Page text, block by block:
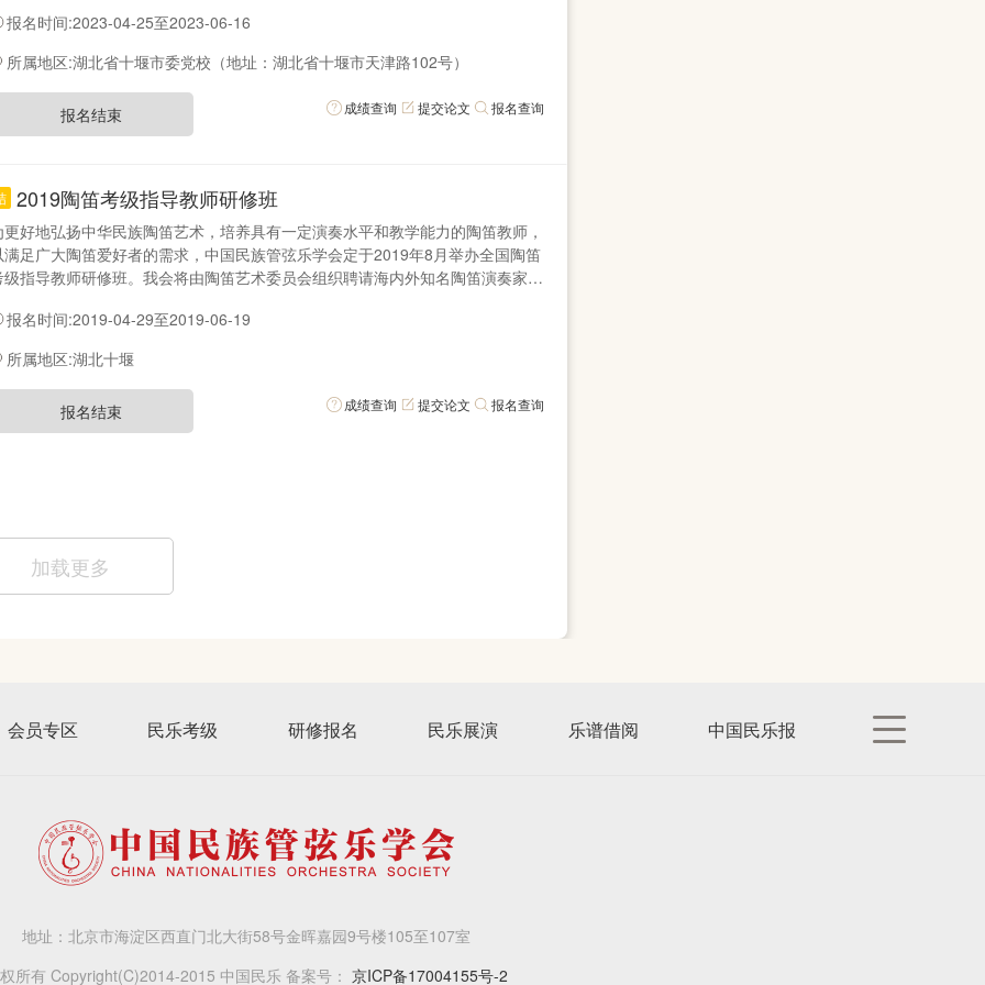
名民乐演奏家和音乐教育家授课，旨在通过集中研修学习，使学员在民乐演奏、
学和理论研究等方面规范梳理并有所提高。相关事项通知如下
报名时间:2023-04-25至2023-06-16
所属地区:湖北省十堰市委党校（地址：湖北省十堰市天津路102号）
报名结束 成绩查询 提交论文 报名查询
2019陶笛考级指导教师研修班
更好地弘扬中华民族陶笛艺术，培养具有一定演奏水平和教学能力的陶笛教师，
满足广大陶笛爱好者的需求，中国民族管弦乐学会定于2019年8月举办全国陶笛
级指导教师研修班。我会将由陶笛艺术委员会组织聘请海内外知名陶笛演奏家和
大的提高。
报名时间:2019-04-29至2019-06-19
所属地区:湖北十堰
报名结束 成绩查询 提交论文 报名查询
加载更多
会员专区 民乐考级 研修报名 民乐展演 乐谱借阅 中国民乐报
地址：北京市海淀区西直门北大街58号金晖嘉园9号楼105至107室
所有 Copyright(C)2014-2015 中国民乐 备案号： 京ICP备17004155号-2